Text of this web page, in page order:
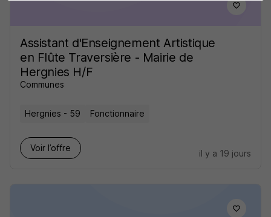
Assistant d'Enseignement Artistique
en Flûte Traversière - Mairie de
Hergnies H/F
Communes
Hergnies - 59 Fonctionnaire
Voir l’offre
il y a 19 jours